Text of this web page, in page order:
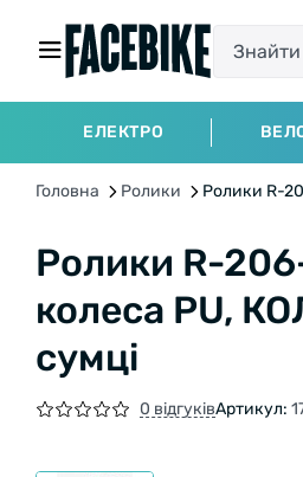
ЕЛЕКТРО
Головна Ролики Ролики R-
Ролики R-
колеса PU,
сумці
0 відгуківАртикул: